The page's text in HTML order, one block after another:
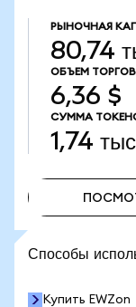
РЫНОЧНАЯ
80,74
ОБЪЕМ
6,36 $
СУММА
1,74
Способы
Купить EWZon